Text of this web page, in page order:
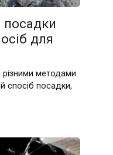
для
методами.
спосіб посадки,